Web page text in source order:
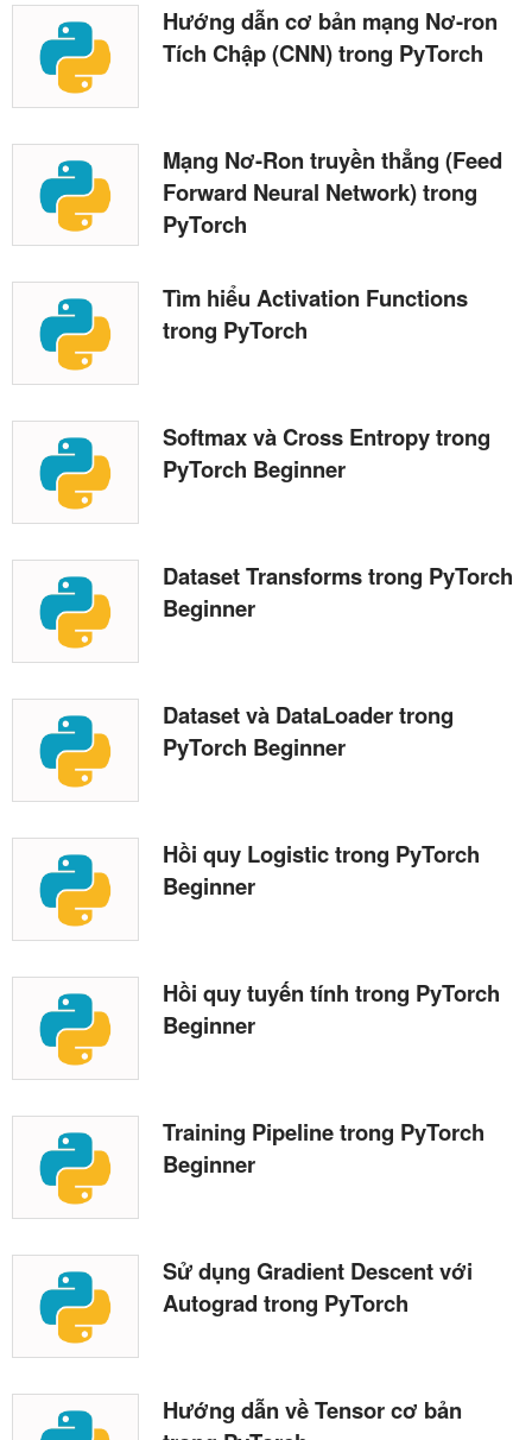
Hướng dẫn cơ bản mạng Nơ-ron
Tích Chập (CNN) trong PyTorch
Mạng Nơ-Ron truyền thẳng (Feed
Forward Neural Network) trong
PyTorch
Tìm hiểu Activation Functions
trong PyTorch
Softmax và Cross Entropy trong
PyTorch Beginner
Dataset Transforms trong PyTorch
Beginner
Dataset và DataLoader trong
PyTorch Beginner
Hồi quy Logistic trong PyTorch
Beginner
Hồi quy tuyến tính trong PyTorch
Beginner
Training Pipeline trong PyTorch
Beginner
Sử dụng Gradient Descent với
Autograd trong PyTorch
Hướng dẫn về Tensor cơ bản